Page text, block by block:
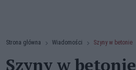
Strona główna Wiadomości Szyny w betonie
Szyny w betonie